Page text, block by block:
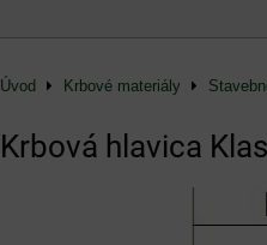
Úvod Krbové materiály
Krbová hlavica